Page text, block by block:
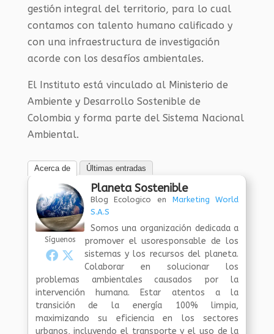
gestión integral del territorio, para lo cual
contamos con talento humano calificado y
con una infraestructura de investigación
acorde con los desafíos ambientales.
El Instituto está vinculado al Ministerio de
Ambiente y Desarrollo Sostenible de
Colombia y forma parte del Sistema Nacional
Ambiental.
Acerca de Últimas entradas
Síguenos
Planeta Sostenible
Blog Ecologico en Marketing World
S.A.S
Somos una organización dedicada a
promover el usoresponsable de los
sistemas y los recursos del planeta.
Colaborar en solucionar los
problemas ambientales causados por la
intervención humana. Estar atentos a la
transición de la energía 100% limpia,
maximizando su eficiencia en los sectores
urbanos, incluyendo el transporte y el uso de la